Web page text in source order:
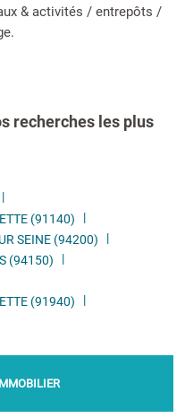
& activités / entrepôts /
recherches les plus
(91140)
SEINE (94200)
(94150)
(91940)